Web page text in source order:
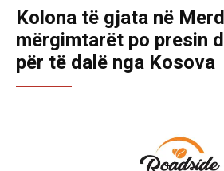
Kolona të gjata në
mërgimtarët po presin
për të dalë nga Kosova